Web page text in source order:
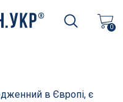
0
в Європі, є